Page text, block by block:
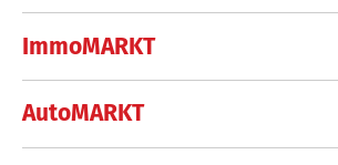
ImmoMARKT
AutoMARKT